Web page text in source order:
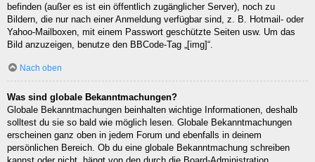
befinden (außer es ist ein öffentlich zugänglicher Server), noch zu
Bildern, die nur nach einer Anmeldung verfügbar sind, z. B. Hotmail- oder
Yahoo-Mailboxen, mit einem Passwort geschützte Seiten usw. Um das
Bild anzuzeigen, benutze den BBCode-Tag „[img]“.
Nach oben
Was sind globale Bekanntmachungen?
Globale Bekanntmachungen beinhalten wichtige Informationen, deshalb
solltest du sie so bald wie möglich lesen. Globale Bekanntmachungen
erscheinen ganz oben in jedem Forum und ebenfalls in deinem
persönlichen Bereich. Ob du eine globale Bekanntmachung schreiben